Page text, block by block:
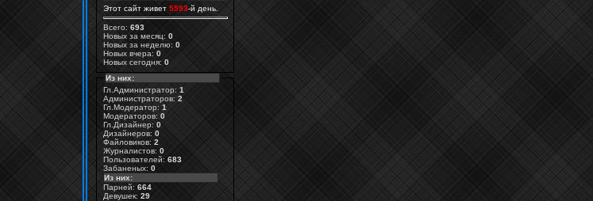
Этот сайт живет 5593-й день.
Всего: 693
Новых за месяц: 0
Новых за неделю: 0
Новых вчера:0
Новых сегодня: 0
Из них:
Гл.Администратор: 1
Администраторов: 2
Гл.Модератор: 1
Модераторов: 0
Гл.Дизайнер: 0
Дизайнеров: 0
Файловиков:2
Журналистов: 0
Пользователей: 683
Забаненых: 0
Из них:
Парней: 664
Девушек: 29